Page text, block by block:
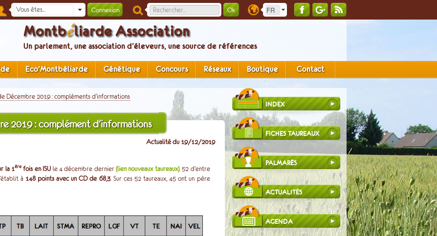
Montbéliarde Association
Un parlement, une association d’éleveurs, une source de références
Eco'Montbéliarde Génétique Concours Réseaux Boutique Contact
Décembre 2019 : compléments d’informations
2019 : complément d’informations
Actualité du 19/12/2019
la 1èrefois en ISU le 4 décembre dernier(lien nouveaux taureaux). 52 d’entre
à 148 points avec un CD de 68,3. Sur ces 52 taureaux, 45 ont un père
INDEX
FICHES TAUREAUX
PALMARÈS
ACTUALITÉS
AGENDA